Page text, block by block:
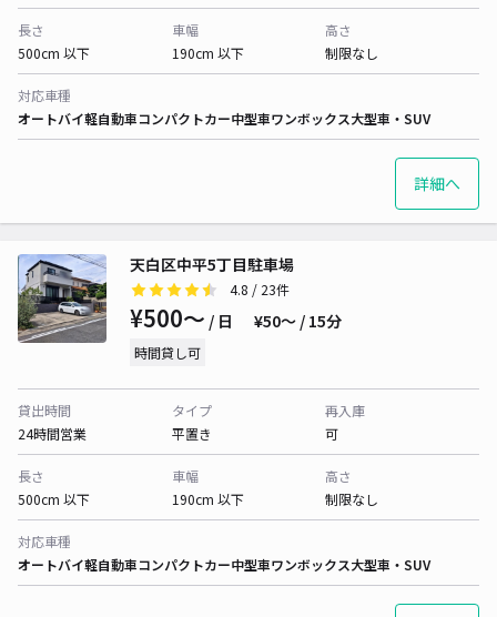
長さ
500cm 以下
車幅
190cm 以下
高さ
制限なし
対応車種
オートバイ軽自動車コンパクトカー中型車ワンボックス大型車・SUV
詳細へ
天白区中平5丁目駐車場
4.8 / 23件
¥500〜 / 日 ¥50〜 / 15分
時間貸し可
貸出時間
24時間営業
タイプ
平置き
再入庫
可
長さ
500cm 以下
車幅
190cm 以下
高さ
制限なし
対応車種
オートバイ軽自動車コンパクトカー中型車ワンボックス大型車・SUV